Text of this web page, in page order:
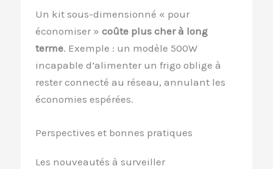
Un kit sous-dimensionné « pour
économiser » coûte plus cher à long
terme. Exemple : un modèle 500W
incapable d’alimenter un frigo oblige à
rester connecté au réseau, annulant les
économies espérées.
Perspectives et bonnes pratiques
Les nouveautés à surveiller